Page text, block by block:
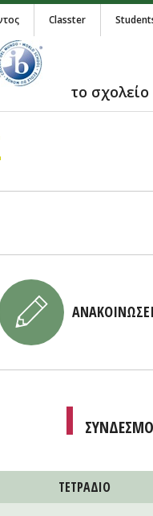
Classter
το σχολείο
ΤΕΤΡAΔΙΟ